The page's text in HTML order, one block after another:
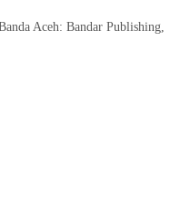
Aceh: Bandar Publishing,